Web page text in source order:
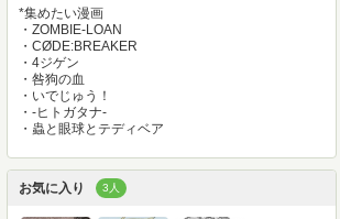
*集めたい漫画
・ZOMBIE-LOAN
・CØDE:BREAKER
・4ジゲン
・咎狗の血
・いでじゅう！
・-ヒトガタナ-
・蟲と眼球とテディベア
お気に入り 3人